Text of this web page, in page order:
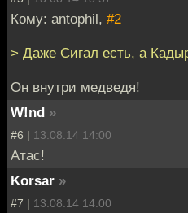
Кому: antophil, #2
> Даже Сигал есть, а
Он внутри медведя!
W!nd »
#6 | 13.08.14 14:00
Атас!
Korsar »
#7 | 13.08.14 14:00